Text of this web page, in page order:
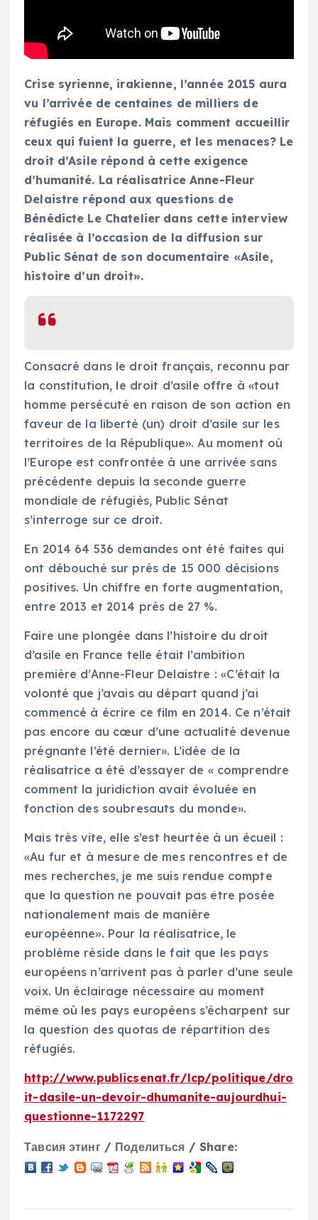
Crise syrienne, irakienne, l’année 2015 aura
vu l’arrivée de centaines de milliers de
réfugiés en Europe. Mais comment accueillir
ceux qui fuient la guerre, et les menaces? Le
droit d’Asile répond à cette exigence
d’humanité. La réalisatrice Anne-Fleur
Delaistre répond aux questions de
Bénédicte Le Chatelier dans cette interview
réalisée à l’occasion de la diffusion sur
Public Sénat de son documentaire «Asile,
histoire d’un droit».
Consacré dans le droit français, reconnu par
la constitution, le droit d’asile offre à «tout
homme persécuté en raison de son action en
faveur de la liberté (un) droit d’asile sur les
territoires de la République». Au moment où
l’Europe est confrontée à une arrivée sans
précédente depuis la seconde guerre
mondiale de réfugiés, Public Sénat
s’interroge sur ce droit.
En 2014 64 536 demandes ont été faites qui
ont débouché sur près de 15 000 décisions
positives. Un chiffre en forte augmentation,
entre 2013 et 2014 près de 27 %.
Faire une plongée dans l’histoire du droit
d’asile en France telle était l’ambition
première d’Anne-Fleur Delaistre : «C’était la
volonté que j’avais au départ quand j’ai
commencé à écrire ce film en 2014. Ce n’était
pas encore au cœur d’une actualité devenue
prégnante l’été dernier». L’idée de la
réalisatrice a été d’essayer de « comprendre
comment la juridiction avait évoluée en
fonction des soubresauts du monde».
Mais très vite, elle s’est heurtée à un écueil :
«Au fur et à mesure de mes rencontres et de
mes recherches, je me suis rendue compte
que la question ne pouvait pas être posée
nationalement mais de manière
européenne». Pour la réalisatrice, le
problème réside dans le fait que les pays
européens n’arrivent pas à parler d’une seule
voix. Un éclairage nécessaire au moment
même où les pays européens s’écharpent sur
la question des quotas de répartition des
réfugiés.
http://www.publicsenat.fr/lcp/politique/dro
it-dasile-un-devoir-dhumanite-aujourdhui-
questionne-1172297
Тавсия этинг / Поделиться / Share: